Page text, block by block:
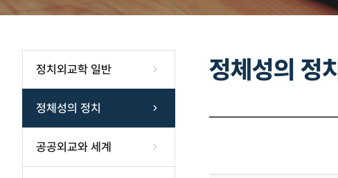
정치외교학 일반
정체성의 정치
공공외교와 세계
정체성의 정치